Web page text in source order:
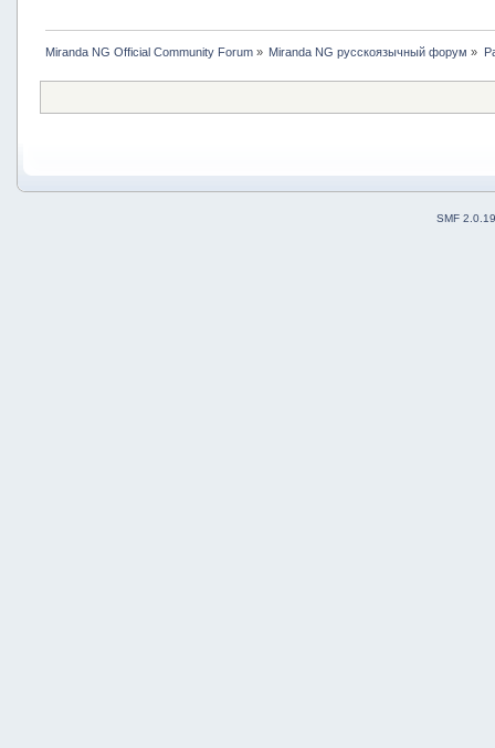
Miranda NG Official Community Forum» Miranda NG русскоязычный форум »
SMF 2.0.19